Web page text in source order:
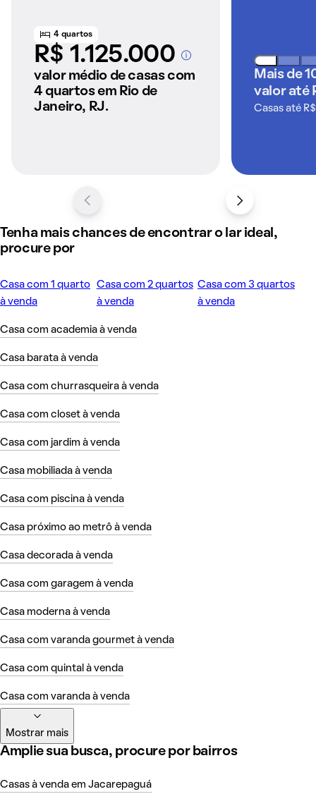
4 quartos
R$ 1.125.000A partir dos imóveis
anunciados pelo
valor médio de casas com
4 quartos em Rio de
Janeiro, RJ.
Mais de
valor até
Casas até
Tenha mais chances de encontrar o lar ideal,
procure por
Casa com 1 quarto
à venda
Casa com 2 quartos
à venda
Casa com 3 quartos
à venda
Casa com academia à venda
Casa barata à venda
Casa com churrasqueira à venda
Casa com closet à venda
Casa com jardim à venda
Casa mobiliada à venda
Casa com piscina à venda
Casa próximo ao metrô à venda
Casa decorada à venda
Casa com garagem à venda
Casa moderna à venda
Casa com varanda gourmet à venda
Casa com quintal à venda
Casa com varanda à venda
Mostrar mais
Amplie sua busca, procure por bairros
Casas à venda em Jacarepaguá